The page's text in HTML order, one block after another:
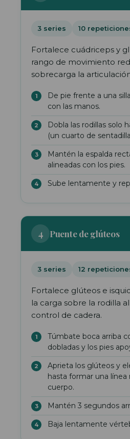
3 series 10
Fortalece cuádriceps y
rango de movimiento
sobrecarga la
De pie frente a una
con las manos.
Dobla las rodillas solo
(un cuarto de
Mantén la espalda
alineadas con los pies.
Sube lentamente y
4 Puente de glúteos
3 series 12
Fortalece glúteos e
la carga sobre la rodilla
control de cadera.
Túmbate boca arriba
dobladas y los pies
Aprieta los glúteos y
hasta formar una línea
cuerpo.
Mantén 3 segundos
Baja lentamente